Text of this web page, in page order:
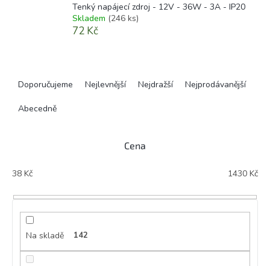
Tenký napájecí zdroj - 12V - 36W - 3A - IP20
Skladem (246 ks)
72 Kč
o
u
Doporučujeme Nejlevnější Nejdražší Nejprodávanější
Abecedně
Cena
38 Kč 1430 Kč
Na skladě 142